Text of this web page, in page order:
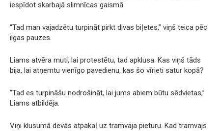
iespīdot skarbajā slimnīcas gaismā.
“Tad man vajadzētu turpināt pirkt divas biļetes,” viņš teica pēc
ilgas pauzes.
Liams atvēra muti, lai protestētu, tad apklusa. Kas viņš tāds
bija, lai atņemtu vienīgo pavedienu, kas šo vīrieti satur kopā?
“Tad es turpināšu nodrošināt, lai jums abiem būtu sēdvietas,”
Liams atbildēja.
Viņi klusumā devās atpakaļ uz tramvaja pieturu. Kad tramvajs